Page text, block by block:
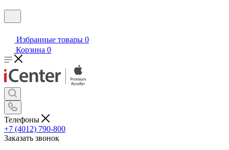
Избранные товары 0
Корзина 0
Телефоны
+7 (4012) 790-800
Заказать звонок